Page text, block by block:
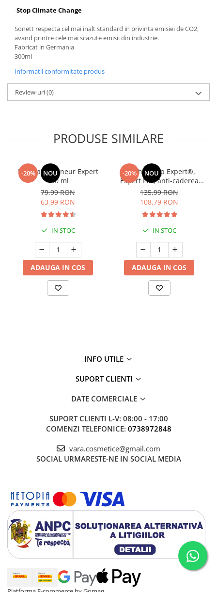
-Stop Climate Change
Sonett respecta cel mai inalt standard in privinta emisiei de CO2,
avand printre cele mai scazute emisii din industrie.
Fabricat in Germania
300ml
Informatii conformitate produs
Review-uri(0)
PRODUSE SIMILARE
-20% NOU
Manhaē Draineur Expert
500 ml
79,99 RON
63,99 RON
IN STOC
ADAUGA IN COS
-20% NOU
Manhaé Cap Expert®,
Expert Par, anti-caderea
parului, par alb, fortifiere *
120 cps
135,99 RON
108,79 RON
IN STOC
ADAUGA IN COS
INFO UTILE
SUPORT CLIENTI
DATE COMERCIALE
SUPORT CLIENTI L-V: 08:00 - 17:00
COMENZI TELEFONICE: 0738972848
vara.cosmetice@gmail.com
SOCIAL URMARESTE-NE IN SOCIAL MEDIA